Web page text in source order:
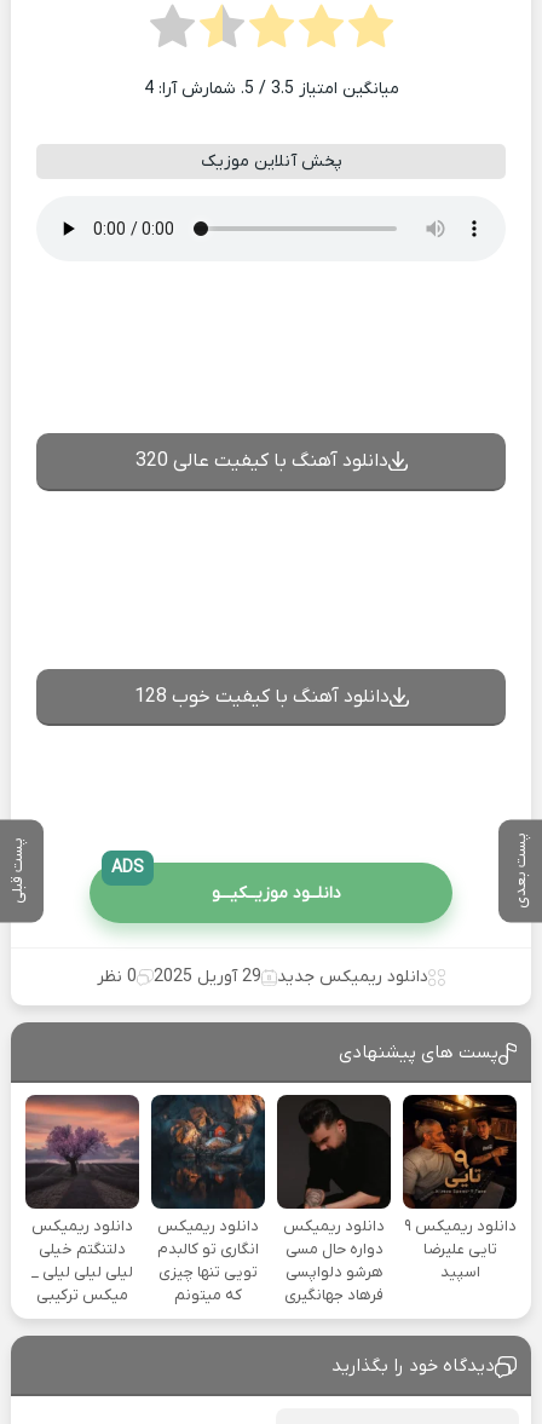
پست بعدی پست قبلی
میانگین امتیاز 3.5 / 5. شمارش آرا: 4
پخش آنلاین موزیک
دانلود آهنگ با کیفیت عالی 320
دانلود آهنگ با کیفیت خوب 128
دانلــود موزیــکیـــو
ADS
دانلود ریمیکس جدید 29 آوریل 2025 0 نظر
پست های پیشنهادی
دانلود ریمیکس ۹
تایی علیرضا
اسپید
دانلود ریمیکس
دواره حال مسی
هرشو دلواپسی
فرهاد جهانگیری
دانلود ریمیکس
انگاری تو کالبدم
تویی تنها چیزی
که میتونم
دانلود ریمیکس
دلتنگتم خیلی
لیلی لیلی لیلی _
میکس ترکیبی
دیدگاه خود را بگذارید